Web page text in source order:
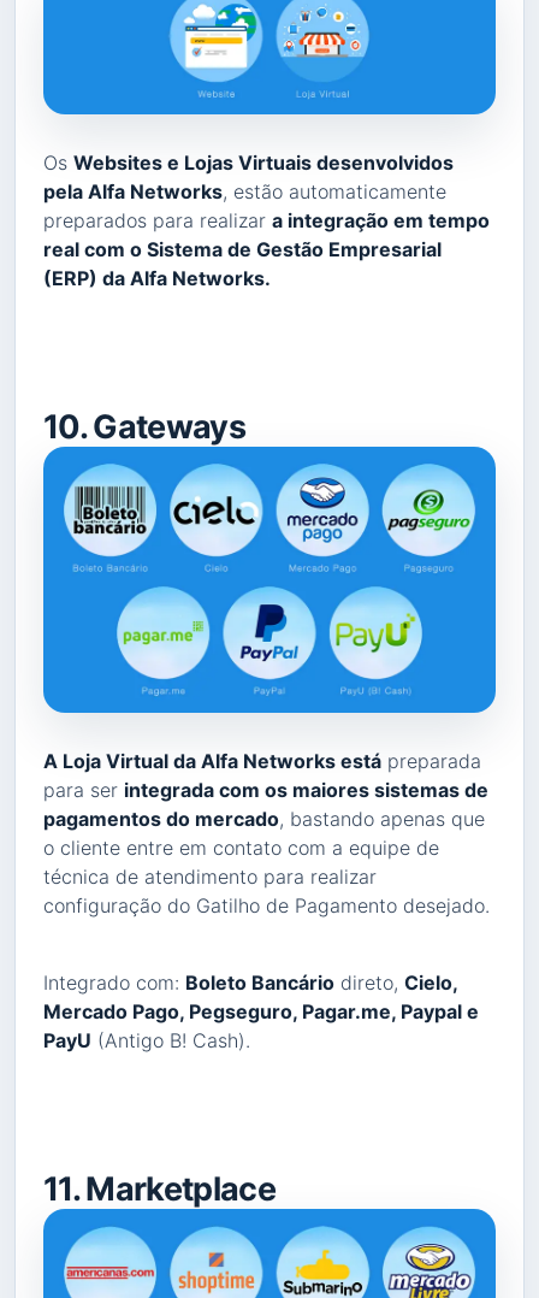
Os Websites e Lojas Virtuais desenvolvidos
pela Alfa Networks, estão automaticamente
preparados para realizar a integração em tempo
real com o Sistema de Gestão Empresarial
(ERP) da Alfa Networks.
10. Gateways
A Loja Virtual da Alfa Networks está preparada
para ser integrada com os maiores sistemas de
pagamentos do mercado, bastando apenas que
o cliente entre em contato com a equipe de
técnica de atendimento para realizar
configuração do Gatilho de Pagamento desejado.
Integrado com: Boleto Bancário direto, Cielo,
Mercado Pago, Pegseguro, Pagar.me, Paypal e
PayU (Antigo B! Cash).
11. Marketplace